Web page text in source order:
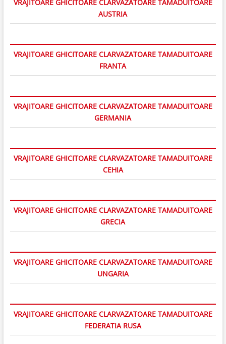
VRAJITOARE GHICITOARE CLARVAZATOARE TAMADUITOARE
AUSTRIA
VRAJITOARE GHICITOARE CLARVAZATOARE TAMADUITOARE
FRANTA
VRAJITOARE GHICITOARE CLARVAZATOARE TAMADUITOARE
GERMANIA
VRAJITOARE GHICITOARE CLARVAZATOARE TAMADUITOARE
CEHIA
VRAJITOARE GHICITOARE CLARVAZATOARE TAMADUITOARE
GRECIA
VRAJITOARE GHICITOARE CLARVAZATOARE TAMADUITOARE
UNGARIA
VRAJITOARE GHICITOARE CLARVAZATOARE TAMADUITOARE
FEDERATIA RUSA